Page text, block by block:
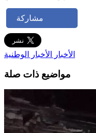
مشاركة
الأخبار الأخبار الوطنية
مواضيع ذات صلة